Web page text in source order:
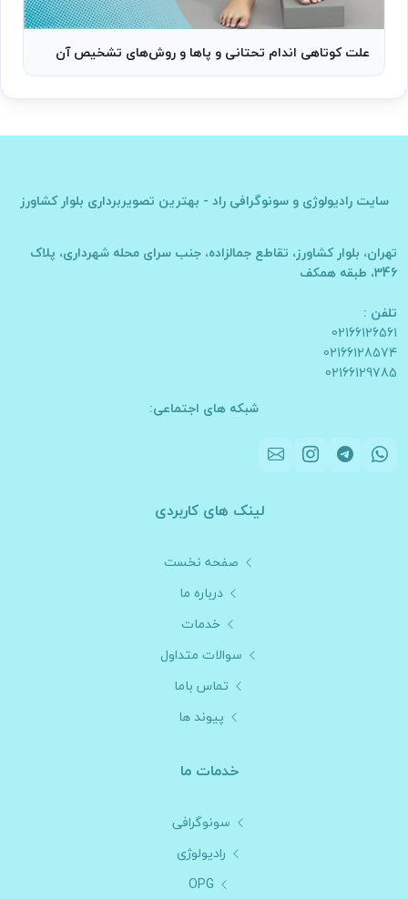
علت کوتاهی اندام تحتانی و پاها و روش‌های تشخیص آن
سایت رادیولوژی و سونوگرافی راد - بهترین تصویربرداری بلوار کشاورز
تهران، بلوار کشاورز، تقاطع جمالزاده، جنب سرای محله شهرداری، پلاک
346، طبقه همکف
تلفن :
02166126561
02166128574
02166129785
شبکه های اجتماعی:
لینک های کاربردی
صفحه نخست
درباره ما
خدمات
سوالات متداول
تماس باما
پیوند ها
خدمات ما
سونوگرافی
رادیولوژی
OPG